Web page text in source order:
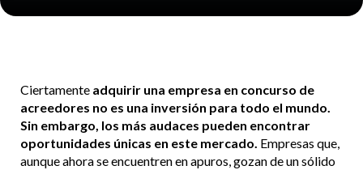
Ciertamente adquirir una empresa en concurso de
acreedores no es una inversión para todo el mundo.
Sin embargo, los más audaces pueden encontrar
oportunidades únicas en este mercado. Empresas que,
aunque ahora se encuentren en apuros, gozan de un sólido